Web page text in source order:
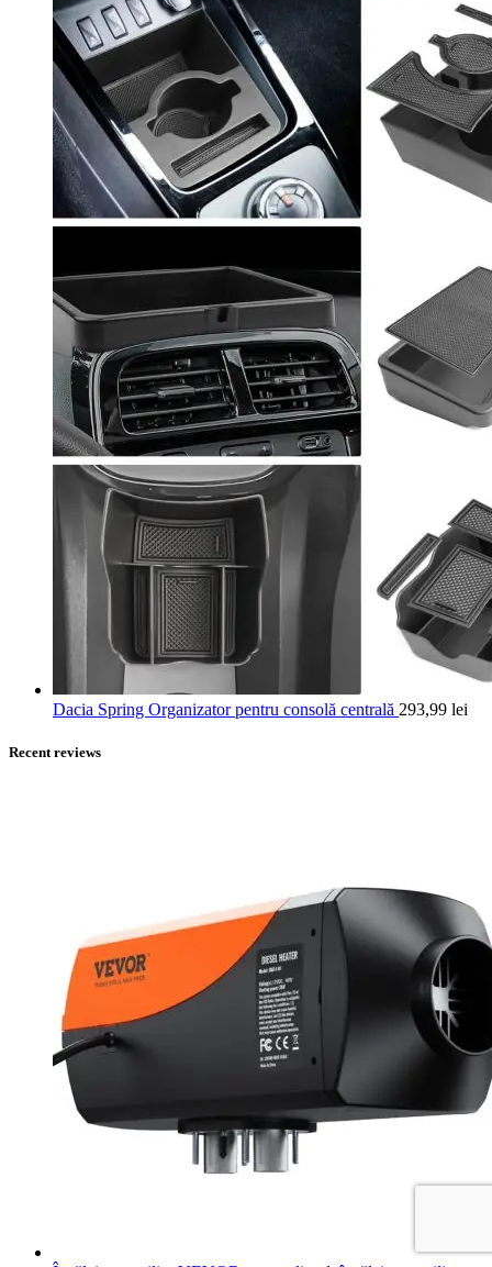
Dacia Spring Organizator pentru consolă centrală 293,99 lei
Recent reviews